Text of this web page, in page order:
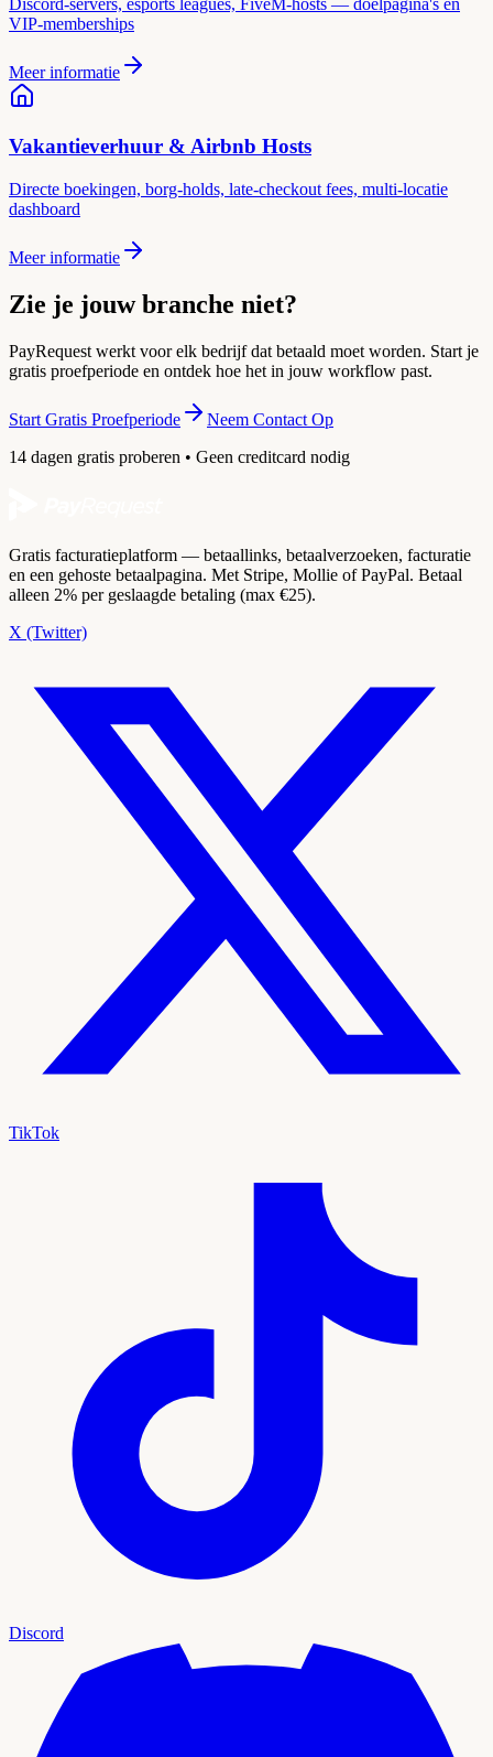
Discord-servers, esports leagues, FiveM-hosts — doelpagina's en
VIP-memberships
Meer informatie
Vakantieverhuur & Airbnb Hosts
Directe boekingen, borg-holds, late-checkout fees, multi-locatie
dashboard
Meer informatie
Zie je jouw branche niet?
PayRequest werkt voor elk bedrijf dat betaald moet worden. Start je
gratis proefperiode en ontdek hoe het in jouw workflow past.
Start Gratis Proefperiode
Neem Contact Op
14 dagen gratis proberen • Geen creditcard nodig
Gratis facturatieplatform — betaallinks, betaalverzoeken, facturatie
en een gehoste betaalpagina. Met Stripe, Mollie of PayPal. Betaal
alleen 2% per geslaagde betaling (max €25).
X (Twitter)
TikTok
Discord